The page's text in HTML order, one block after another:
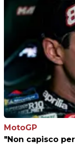
MotoGP
"Non capisco